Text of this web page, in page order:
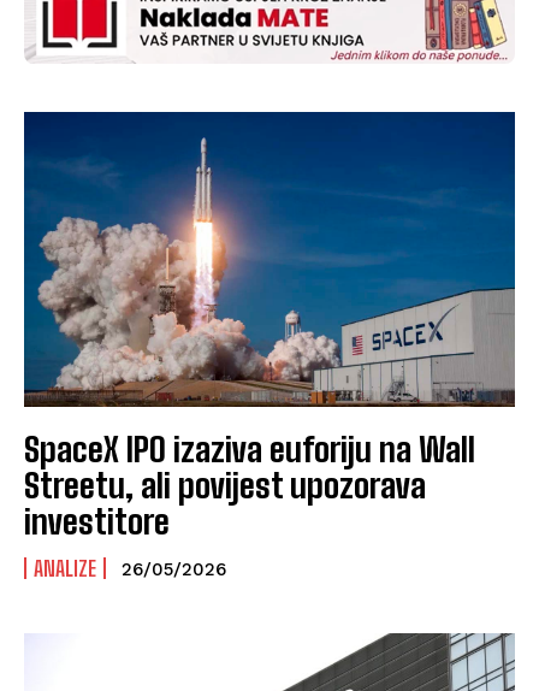
SpaceX IPO izaziva euforiju na Wall
Streetu, ali povijest upozorava
investitore
ANALIZE 26/05/2026